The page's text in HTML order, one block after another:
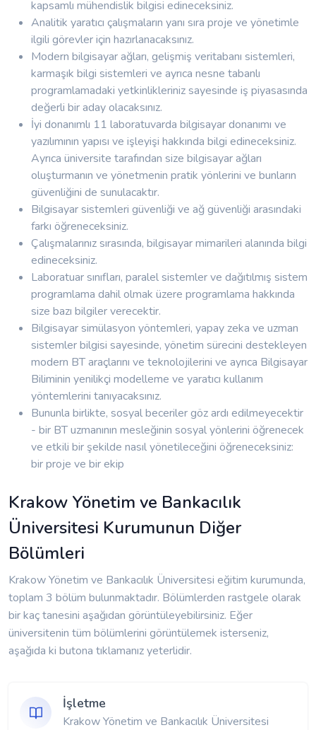
kapsamlı mühendislik bilgisi edineceksiniz.
Analitik yaratıcı çalışmaların yanı sıra proje ve yönetimle
ilgili görevler için hazırlanacaksınız.
Modern bilgisayar ağları, gelişmiş veritabanı sistemleri,
karmaşık bilgi sistemleri ve ayrıca nesne tabanlı
programlamadaki yetkinlikleriniz sayesinde iş piyasasında
değerli bir aday olacaksınız.
İyi donanımlı 11 laboratuvarda bilgisayar donanımı ve
yazılımının yapısı ve işleyişi hakkında bilgi edineceksiniz.
Ayrıca üniversite tarafından size bilgisayar ağları
oluşturmanın ve yönetmenin pratik yönlerini ve bunların
güvenliğini de sunulacaktır.
Bilgisayar sistemleri güvenliği ve ağ güvenliği arasındaki
farkı öğreneceksiniz.
Çalışmalarınız sırasında, bilgisayar mimarileri alanında bilgi
edineceksiniz.
Laboratuar sınıfları, paralel sistemler ve dağıtılmış sistem
programlama dahil olmak üzere programlama hakkında
size bazı bilgiler verecektir.
Bilgisayar simülasyon yöntemleri, yapay zeka ve uzman
sistemler bilgisi sayesinde, yönetim sürecini destekleyen
modern BT araçlarını ve teknolojilerini ve ayrıca Bilgisayar
Biliminin yenilikçi modelleme ve yaratıcı kullanım
yöntemlerini tanıyacaksınız.
Bununla birlikte, sosyal beceriler göz ardı edilmeyecektir
- bir BT uzmanının mesleğinin sosyal yönlerini öğrenecek
ve etkili bir şekilde nasıl yönetileceğini öğreneceksiniz:
bir proje ve bir ekip
Krakow Yönetim ve Bankacılık
Üniversitesi Kurumunun Diğer
Bölümleri
Krakow Yönetim ve Bankacılık Üniversitesi eğitim kurumunda,
toplam 3 bölüm bulunmaktadır. Bölümlerden rastgele olarak
bir kaç tanesini aşağıdan görüntüleyebilirsiniz. Eğer
üniversitenin tüm bölümlerini görüntülemek isterseniz,
aşağıda ki butona tıklamanız yeterlidir.
İşletme
Krakow Yönetim ve Bankacılık Üniversitesi